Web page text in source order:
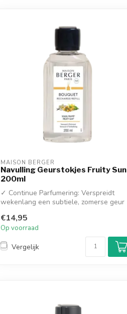
MAISON BERGER
Navulling Geurstokjes Fruity Sun
200ml
✓ Continue Parfumering: Verspreidt
wekenlang een subtiele, zomerse geur
€14,95
Op voorraad
Vergelijk